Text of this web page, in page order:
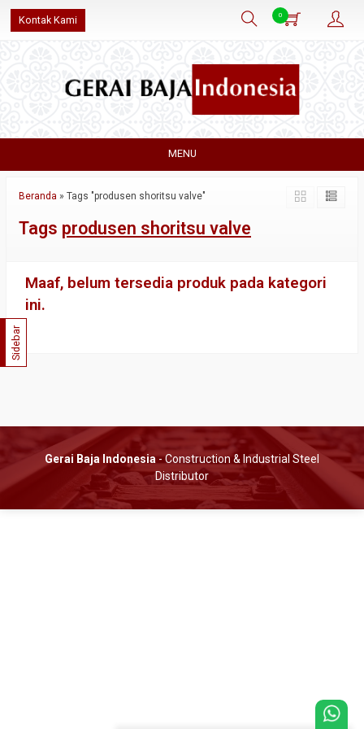
Kontak Kami 0
MENU
Beranda » Tags "produsen shoritsu valve"
Tags produsen shoritsu valve
Maaf, belum tersedia produk pada kategori
ini.
Sidebar
Gerai Baja Indonesia- Construction & Industrial Steel
Distributor